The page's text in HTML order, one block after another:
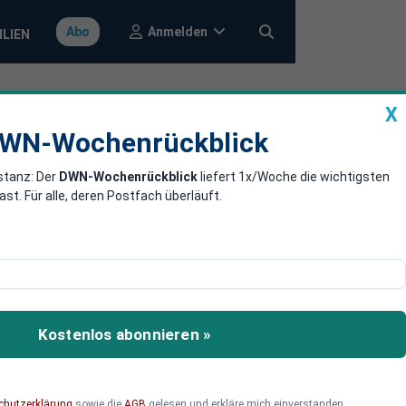
Abo Anmelden
Doch das stimmt
X
Wochenrückblick
Der DWN-Wochenrückblick liefert 1x/Woche die wichtigsten
Für alle, deren Postfach überläuft.
Kostenlos abonnieren »